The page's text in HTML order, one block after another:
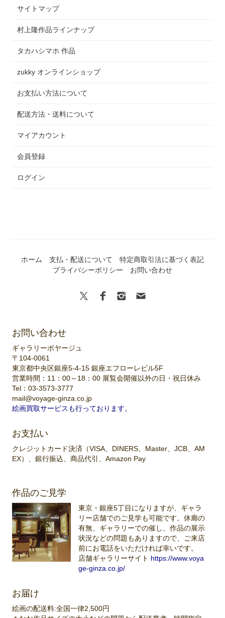
サイトマップ
村上隆作品ラインナップ
タカハシマホ 作品
zukky オンラインショップ
お支払い方法について
配送方法・送料について
マイアカウント
会員登録
ログイン
ホーム 支払・配送について
特定商取引法に基づく表記
プライバシーポリシー
お問い合わせ
お問い合わせ
ギャラリーボヤージュ
〒104-0061
東京都中央区銀座5-4-15 銀座エフローレビル5F
営業時間：11：00～18：00 展覧会開催以外の日・祝日休み
Tel：03-3573-3777
mail@voyage-ginza.co.jp
絵画買取サービスも行っております。
お支払い
クレジットカード決済（VISA、DINERS、Master、JCB、AM
EX）、銀行振込、商品代引、Amazon Pay
作品のご見学
東京・銀座5丁目になりますが、ギャラ
リー店舗でのご見学も可能です。休廊の
有無、ギャラリーでの催し、作品の展示
状況などの問題もありますので、ご来店
前にお電話をいただければ幸いです。
店舗ギャラリーサイト https://www.voya
ge-ginza.co.jp/
お届け
絵画の配送料:全国一律2,500円